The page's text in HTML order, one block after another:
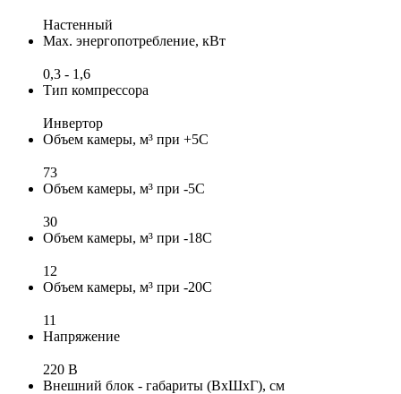
Настенный
Max. энергопотребление, кВт
0,3 - 1,6
Тип компрессора
Инвертор
Объем камеры, м³ при +5С
73
Объем камеры, м³ при -5С
30
Объем камеры, м³ при -18С
12
Объем камеры, м³ при -20С
11
Напряжение
220 В
Внешний блок - габариты (ВхШхГ), см